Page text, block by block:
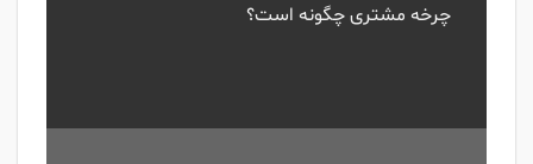
چرخه مشتری چگونه است؟